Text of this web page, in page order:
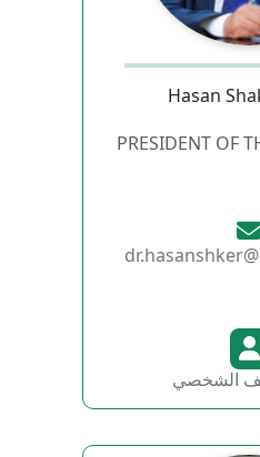
Hasan
PRESIDENT OF
الشخصي